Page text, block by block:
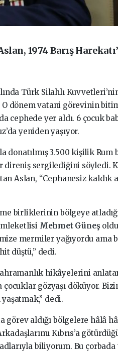
1974 Barış
Türk Silahlı
O dönem vatani görevinin
cephede yer aldı. 6 çocuk
yeniden yaşıyor.
donatılmış 3.500 kişilik Rum
direniş sergilediğini söyledi.
Aslan, “Cephanesiz kaldık
birliklerinin bölgeye
Mehmet Güneş
mermiler yağıyordu ama
düştü,” dedi.
hikâyelerini
gözyaşı döküyor.
dedi.
görev aldığı bölgelere hâlâ
Kıbrıs’a
biliyorum. Bu çorbada